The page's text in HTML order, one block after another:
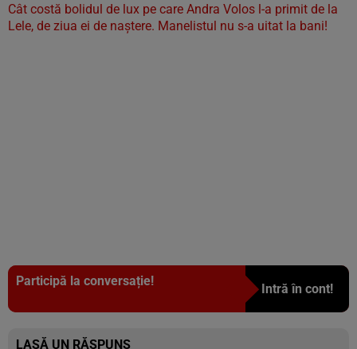
Cât costă bolidul de lux pe care Andra Volos l-a primit de la
Lele, de ziua ei de naștere. Manelistul nu s-a uitat la bani!
Participă la conversație!
Intră în cont!
LASĂ UN RĂSPUNS